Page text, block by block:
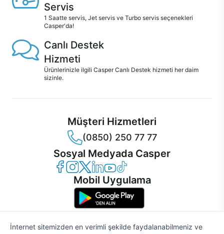
Servis
1 Saatte servis, Jet servis ve Turbo servis seçenekleri
Casper'da!
Canlı Destek
Hizmeti
Ürünlerinizle ilgili Casper Canlı Destek hizmeti her daim
sizinle.
Müşteri Hizmetleri
(0850) 250 77 77
Sosyal Medyada Casper
Casper Facebook
Casper Instagram
Casper Twitter
Casper LinkedIn
Casper YouTube
Casper TikTok
Mobil Uygulama
İnternet sitemizden en verimli şekilde faydalanabilmeniz ve